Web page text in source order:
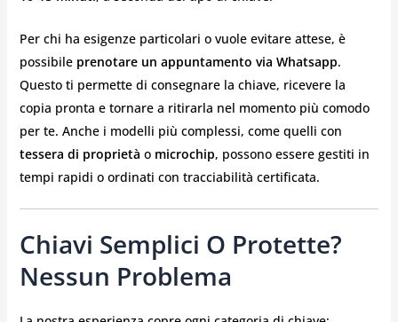
Per chi ha esigenze particolari o vuole evitare attese, è
possibile prenotare un appuntamento via Whatsapp.
Questo ti permette di consegnare la chiave, ricevere la
copia pronta e tornare a ritirarla nel momento più comodo
per te. Anche i modelli più complessi, come quelli con
tessera di proprietà o microchip, possono essere gestiti in
tempi rapidi o ordinati con tracciabilità certificata.
Chiavi Semplici O Protette?
Nessun Problema